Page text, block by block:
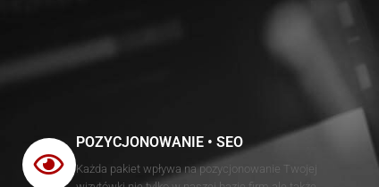
POZYCJONOWANIE • SEO
Każda pakiet wpływa na pozycjonowanie Twojej